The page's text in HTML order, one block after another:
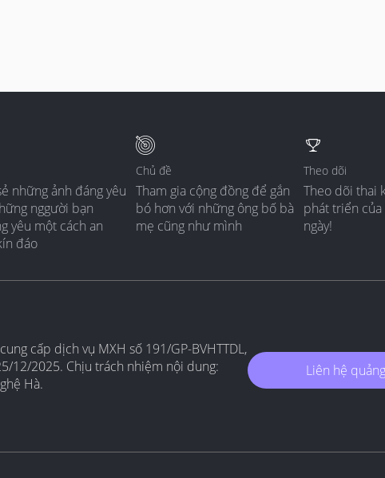
những ảnh đáng yêu
nggười bạn
yêu một cách an
đáo
Chủ đề
Tham gia cộng đồng để gắn
bó hơn với những ông bố bà
mẹ cũng như mình
Theo dõi
Theo dõi thai
phát triển
ngày!
cấp dịch vụ MXH số 191/GP-BVHTTDL,
12/2025. Chịu trách nhiệm nội dung:
Hà.
Liên hệ